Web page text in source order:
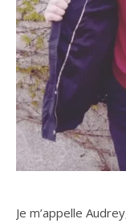
Je m’appelle